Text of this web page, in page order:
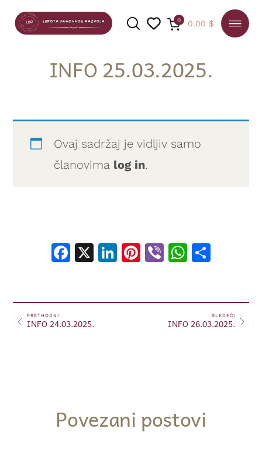
0 0.00 $
INFO 25.03.2025.
Ovaj sadržaj je vidljiv samo
članovima log in.
Facebook
X LinkedIn
Pinterest
Viber
PRETHODNI
INFO 24.03.2025.
SLEDEĆI
INFO 26.03.2025.
Povezani postovi